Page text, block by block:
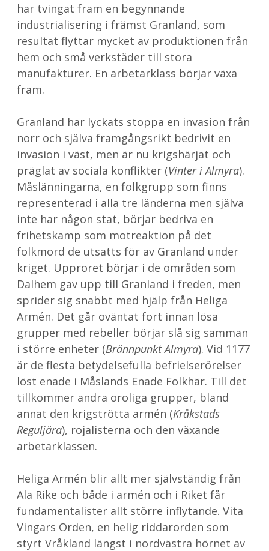
har tvingat fram en begynnande
industrialisering i främst Granland, som
resultat flyttar mycket av produktionen från
hem och små verkstäder till stora
manufakturer. En arbetarklass börjar växa
fram.
Granland har lyckats stoppa en invasion från
norr och själva framgångsrikt bedrivit en
invasion i väst, men är nu krigshärjat och
präglat av sociala konflikter (Vinter i Almyra).
Måslänningarna, en folkgrupp som finns
representerad i alla tre länderna men själva
inte har någon stat, börjar bedriva en
frihetskamp som motreaktion på det
folkmord de utsatts för av Granland under
kriget. Upproret börjar i de områden som
Dalhem gav upp till Granland i freden, men
sprider sig snabbt med hjälp från Heliga
Armén. Det går oväntat fort innan lösa
grupper med rebeller börjar slå sig samman
i större enheter (Brännpunkt Almyra). Vid 1177
är de flesta betydelsefulla befrielserörelser
löst enade i Måslands Enade Folkhär. Till det
tillkommer andra oroliga grupper, bland
annat den krigströtta armén (Kråkstads
Reguljära), rojalisterna och den växande
arbetarklassen.
Heliga Armén blir allt mer självständig från
Ala Rike och både i armén och i Riket får
fundamentalister allt större inflytande. Vita
Vingars Orden, en helig riddarorden som
styrt Vråkland längst i nordvästra hörnet av